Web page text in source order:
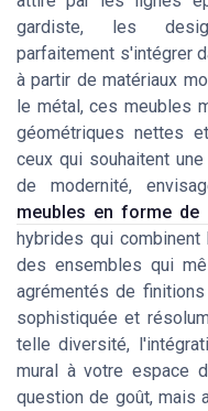
gardiste, les
parfaitement s'intégrer
à partir de matériaux
le métal, ces meubles
géométriques nettes
ceux qui souhaitent
de modernité,
meubles en forme de
hybrides qui combinent
des ensembles qui
agrémentés de
sophistiquée et
telle diversité,
mural à votre espace
question de goût, mais